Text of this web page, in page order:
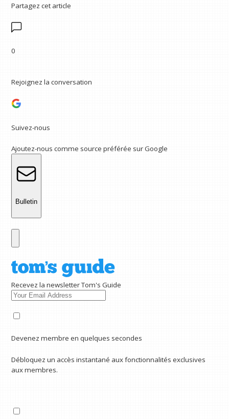
Partagez cet article
0
Rejoignez la conversation
Suivez-nous
Ajoutez-nous comme source préférée sur Google
Bulletin
Recevez la newsletter Tom's Guide
Devenez membre en quelques secondes
Débloquez un accès instantané aux fonctionnalités exclusives
aux membres.